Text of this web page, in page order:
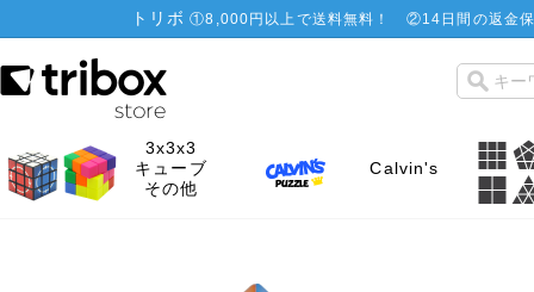
トリボ ①8,000円以上で送料無料！ ②14日間の返金
3x3x3
キューブ
その他
Calvin's